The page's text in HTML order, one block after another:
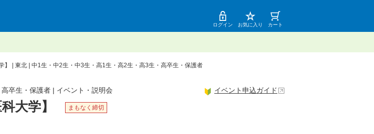
ログイン お気に入り カート
】 | 東北 | 中1生・中2生・中3生・高1生・高2生・高3生・高卒生・保護者
大学】 まもなく締切
卒生・保護者 | イベント・説明会 イベント申込ガイド